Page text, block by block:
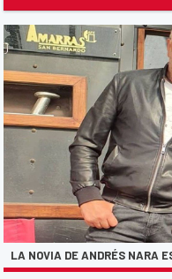
LA NOVIA DE ANDRÉS NARA